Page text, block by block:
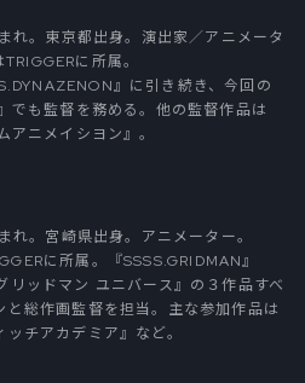
。東京都出身。演出家／アニメータ
に所属。
』に引き続き、今回の
でも監督を務める。他の監督作品は
アニメイシヨン』。
。宮崎県出身。アニメーター。
に所属。『SSSS.GRIDMAN』
リッドマン ユニバース』の３作品すべ
総作画監督を担当。主な参加作品は
チアカデミア』など。